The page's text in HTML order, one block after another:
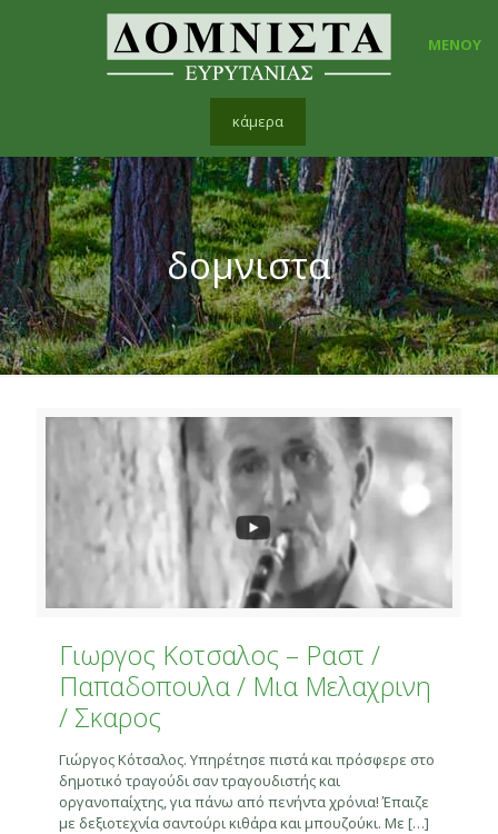
ΜΕΝΟΥ
κάμερα
δομνιστα
Γιωργος Κοτσαλος – Ραστ /
Παπαδοπουλα / Μια Μελαχρινη
/ Σκαρος
Γιώργος Κότσαλος. Υπηρέτησε πιστά και πρόσφερε στο
δημοτικό τραγούδι σαν τραγουδιστής και
οργανοπαίχτης, για πάνω από πενήντα χρόνια! Έπαιζε
με δεξιοτεχνία σαντούρι κιθάρα και μπουζούκι. Με […]